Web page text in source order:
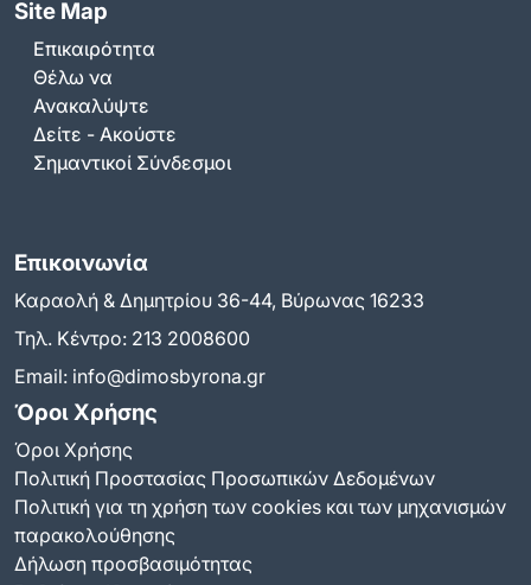
Site Map
Επικαιρότητα
Θέλω να
Ανακαλύψτε
Δείτε - Ακούστε
Σημαντικοί Σύνδεσμοι
Επικοινωνία
Καραολή & Δημητρίου 36-44, Βύρωνας 16233
Τηλ. Κέντρο: 213 2008600
Email: info@dimosbyrona.gr
Όροι Χρήσης
Όροι Χρήσης
Πολιτική Προστασίας Προσωπικών Δεδομένων
Πολιτική για τη χρήση των cookies και των μηχανισμών
παρακολούθησης
Δήλωση προσβασιμότητας